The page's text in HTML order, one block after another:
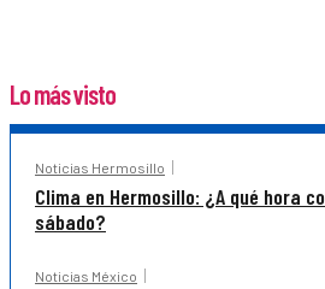
Lo más visto
Noticias Hermosillo
Clima en Hermosillo: ¿A qué hora
sábado?
Noticias México